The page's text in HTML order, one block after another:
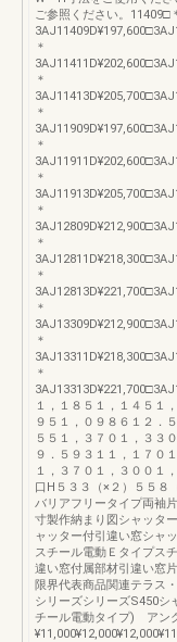
ご参照ください。11409□
＊
＊
＊
＊
＊
＊
＊
＊
＊
＊
＊
１，１８５１，１４５１
９５１，０９８６１２．
５５１，３７０１，３３
９．５９３１１，１７０
１，３７０１，３００１
口H５３３（×２）５５８
バリアフリータイプ両袖
寸製作納まり図シャッタ
ャッター付引違い窓シャ
スチール電動Ｅタイプス
違い窓付属部材引違い窓
限界代表商品関連テラス
シリーズシリーズS450
チール電動タイプ) アン